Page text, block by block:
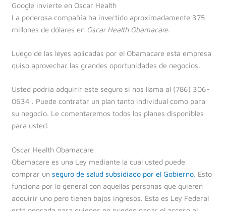
Google invierte en Oscar Health
La poderosa compañía ha invertido aproximadamente 375
millones de dólares en Oscar Health Obamacare.
Luego de las leyes aplicadas por el Obamacare esta empresa
quiso aprovechar las grandes oportunidades de negocios.
Usted podría adquirir este seguro si nos llama al (786) 306-
0634 . Puede contratar un plan tanto individual como para
su negocio. Le comentaremos todos los planes disponibles
para usted.
Oscar Health Obamacare
Obamacare es una Ley mediante la cual usted puede
comprar un seguro de salud subsidiado por el Gobierno. Esto
funciona por lo general con aquellas personas que quieren
adquirir uno pero tienen bajos ingresos. Esta es Ley Federal